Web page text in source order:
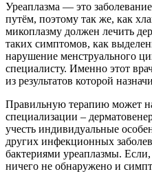
Уреаплазма — это
путём, поэтому так же, как
микоплазму должен лечить
таких симптомов, как
нарушение менструального
специалисту. Именно этот
из результатов которой
Правильную терапию может
специализации –
учесть индивидуальные
других инфекционных
бактериями уреаплазмы.
ничего не обнаружено и